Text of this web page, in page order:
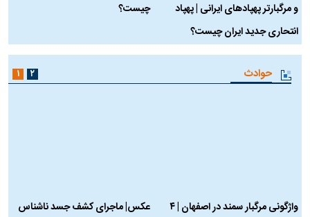
و مرگبارتر پهپادهای ایرانی | پهپاد
انتحاری جدید ایران چیست؟
چیست؟
حوادث
واژگونی مرگبار سمند در اصفهان | ۴
عکس| ماجرای کشف جسد ناشناس
۱ ۲